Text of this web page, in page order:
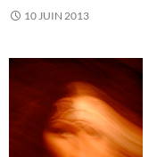
10 JUIN 2013